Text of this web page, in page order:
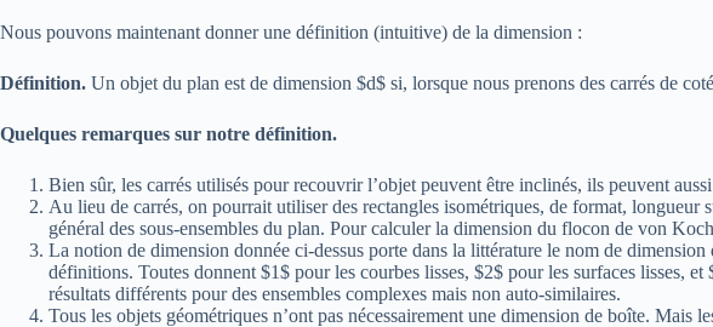
Nous pouvons maintenant donner une définition (intuitive) de la dimension :
Définition. Un objet du plan est de dimension $d$ si, lorsque nous prenons des carrés de
Quelques remarques sur notre définition.
Bien sûr, les carrés utilisés pour recouvrir l’objet peuvent être inclinés, ils peuvent
Au lieu de carrés, on pourrait utiliser des rectangles isométriques, de format,
général des sous-ensembles du plan. Pour calculer la dimension du flocon de von
La notion de dimension donnée ci-dessus porte dans la littérature le nom de
définitions. Toutes donnent $1$ pour les courbes lisses, $2$ pour les surfaces lisses,
résultats différents pour des ensembles complexes mais non auto-similaires.
Tous les objets géométriques n’ont pas nécessairement une dimension de boîte.